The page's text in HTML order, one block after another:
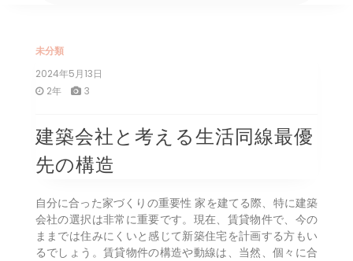
未分類
2024年5月13日
2年
3
建築会社と考える生活同線最優
先の構造
自分に合った家づくりの重要性 家を建てる際、特に建築
会社の選択は非常に重要です。現在、賃貸物件で、今の
ままでは住みにくいと感じて新築住宅を計画する方もい
るでしょう。賃貸物件の構造や動線は、当然、個々に合